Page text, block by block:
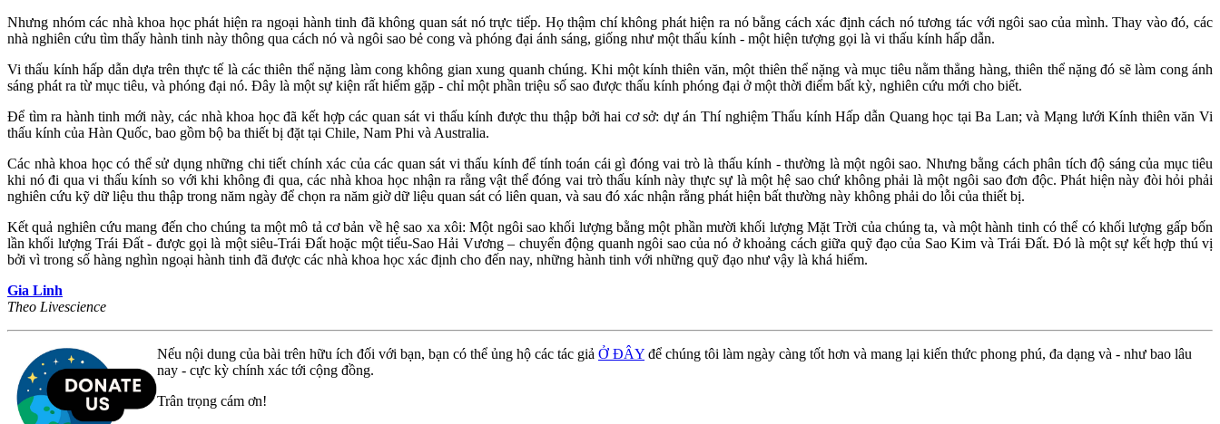
Nhưng nhóm các nhà khoa học phát hiện ra ngoại hành tinh đã không quan sát nó trực tiếp. Họ thậm chí không phát hiện ra nó bằng cách xác định cách nó tương tác với ngôi sao của mình. Thay vào đó, các
nhà nghiên cứu tìm thấy hành tinh này thông qua cách nó và ngôi sao bẻ cong và phóng đại ánh sáng, giống như một thấu kính - một hiện tượng gọi là vi thấu kính hấp dẫn.
Vi thấu kính hấp dẫn dựa trên thực tế là các thiên thể nặng làm cong không gian xung quanh chúng. Khi một kính thiên văn, một thiên thể nặng và mục tiêu nằm thẳng hàng, thiên thể nặng đó sẽ làm cong ánh
sáng phát ra từ mục tiêu, và phóng đại nó. Đây là một sự kiện rất hiếm gặp - chỉ một phần triệu số sao được thấu kính phóng đại ở một thời điểm bất kỳ, nghiên cứu mới cho biết.
Để tìm ra hành tinh mới này, các nhà khoa học đã kết hợp các quan sát vi thấu kính được thu thập bởi hai cơ sở: dự án Thí nghiệm Thấu kính Hấp dẫn Quang học tại Ba Lan; và Mạng lưới Kính thiên văn Vi
thấu kính của Hàn Quốc, bao gồm bộ ba thiết bị đặt tại Chile, Nam Phi và Australia.
Các nhà khoa học có thể sử dụng những chi tiết chính xác của các quan sát vi thấu kính để tính toán cái gì đóng vai trò là thấu kính - thường là một ngôi sao. Nhưng bằng cách phân tích độ sáng của mục tiêu
khi nó đi qua vi thấu kính so với khi không đi qua, các nhà khoa học nhận ra rằng vật thể đóng vai trò thấu kính này thực sự là một hệ sao chứ không phải là một ngôi sao đơn độc. Phát hiện này đòi hỏi phải
nghiên cứu kỹ dữ liệu thu thập trong năm ngày để chọn ra năm giờ dữ liệu quan sát có liên quan, và sau đó xác nhận rằng phát hiện bất thường này không phải do lỗi của thiết bị.
Kết quả nghiên cứu mang đến cho chúng ta một mô tả cơ bản về hệ sao xa xôi: Một ngôi sao khối lượng bằng một phần mười khối lượng Mặt Trời của chúng ta, và một hành tinh có thể có khối lượng gấp bốn
lần khối lượng Trái Đất - được gọi là một siêu-Trái Đất hoặc một tiểu-Sao Hải Vương – chuyển động quanh ngôi sao của nó ở khoảng cách giữa quỹ đạo của Sao Kim và Trái Đất. Đó là một sự kết hợp thú vị
bởi vì trong số hàng nghìn ngoại hành tinh đã được các nhà khoa học xác định cho đến nay, những hành tinh với những quỹ đạo như vậy là khá hiếm.
Gia Linh
Theo Livescience
Nếu nội dung của bài trên hữu ích đối với bạn, bạn có thể ủng hộ các tác giả Ở ĐÂY để chúng tôi làm ngày càng tốt hơn và mang lại kiến thức phong phú, đa dạng và - như bao lâu
nay - cực kỳ chính xác tới cộng đồng.
Trân trọng cám ơn!